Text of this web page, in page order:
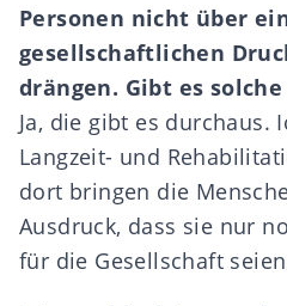
Personen nicht über
gesellschaftlichen
drängen. Gibt es
Ja, die gibt es durchaus.
Langzeit- und
dort bringen die
Ausdruck, dass sie nur
für die Gesellschaft